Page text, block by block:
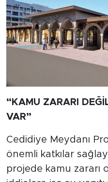
“KAMU ZARARI
VAR”
Cedidiye Meydanı
önemli katkılar
projede kamu zararı